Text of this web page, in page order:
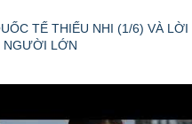
TẾ THIẾU NHI (1/6) VÀ LỜI
NGƯỜI LỚN